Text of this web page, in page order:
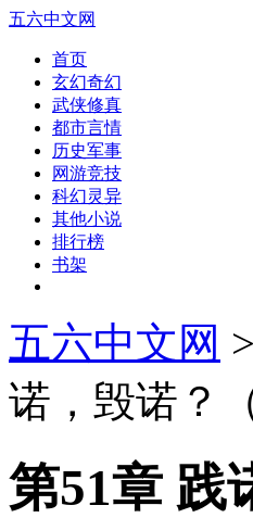
五六中文网
首页
玄幻奇幻
武侠修真
都市言情
历史军事
网游竞技
科幻灵异
其他小说
排行榜
书架
五六中文网 >
诺，毁诺？
第51章 践